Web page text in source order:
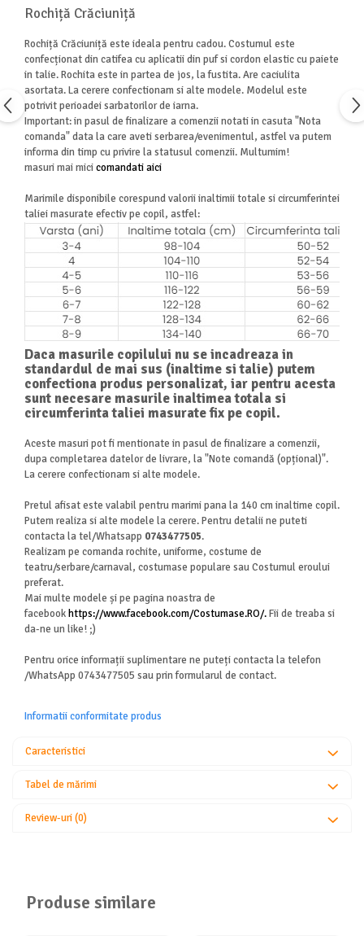
Rochiță Crăciuniță
Rochiță Crăciuniță este ideala pentru cadou. Costumul este
confecționat din catifea cu aplicatii din puf si cordon elastic cu paiete
in talie. Rochita este in partea de jos, la fustita. Are caciulita
asortata. La cerere confectionam si alte modele. Modelul este
potrivit perioadei sarbatorilor de iarna.
Important: in pasul de finalizare a comenzii notati in casuta "Nota
comanda" data la care aveti serbarea/evenimentul, astfel va putem
informa din timp cu privire la statusul comenzii. Multumim!
masuri mai micicomandati aici
Marimile disponibile corespund valorii inaltimii totale si circumferintei
taliei masurate efectiv pe copil, astfel:
Daca masurile copilului nu se incadreaza in
standardul de mai sus (inaltime si talie) putem
confectiona produs personalizat, iar pentru acesta
sunt necesare masurile inaltimea totala si
circumferinta taliei masurate fix pe copil.
Aceste masuri pot fi mentionate in pasul de finalizare a comenzii,
dupa completarea datelor de livrare, la "Note comandă (opțional)".
La cerere confectionam si alte modele.
Pretul afisat este valabil pentru marimi pana la 140 cm inaltime copil.
Putem realiza si alte modele la cerere. Pentru detalii ne puteti
contacta la tel/Whatsapp 0743477505.
Realizam pe comanda rochite, uniforme, costume de
teatru/serbare/carnaval, costumase populare sau Costumul eroului
preferat.
Mai multe modele și pe pagina noastra de
facebook https://www.facebook.com/Costumase.RO/.Fii de treaba si
da-ne un like! ;)
Pentru orice informații suplimentare ne puteți contacta la telefon
/WhatsApp 0743477505 sau prin formularul de contact.
Informatii conformitate produs
Caracteristici
Tabel de mărimi
Review-uri(0)
Produse similare